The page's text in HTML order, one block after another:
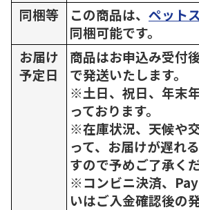
同梱等
この商品は、 ペット
同梱可能です。
お届け
予定日
商品はお申込み受付
で発送いたします。
※土日、祝日、年末
っております。
※在庫状況、天候や
って、お届けが遅れ
すので予めご了承くだ
※コンビニ決済、
いはご入金確認後の